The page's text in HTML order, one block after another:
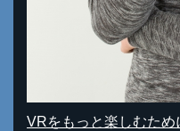
VRをもっと楽しむた